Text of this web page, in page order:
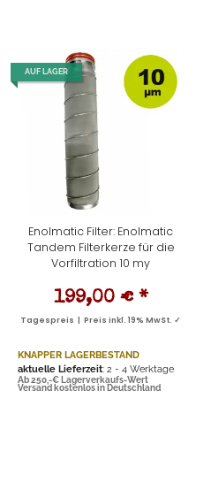
AUF LAGER
Enolmatic Filter: Enolmatic
Tandem Filterkerze für die
Vorfiltration 10 my
199,00 € *
Tagespreis | Preis inkl. 19% MwSt. ✓
KNAPPER LAGERBESTAND
aktuelle Lieferzeit: 2 - 4 Werktage
Ab 250,-€ Lagerverkaufs-Wert
Versand kostenlos in Deutschland